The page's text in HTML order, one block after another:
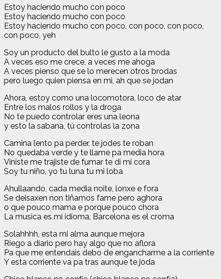
Estoy haciendo mucho con poco
Estoy haciendo mucho con poco
Estoy haciendo mucho con poco, con poco, con poco,
con poco, yeh
Soy un producto del bulto le gusto a la moda
A veces eso me crece, a veces me ahoga
A veces pienso que se lo merecen otros brodas
pero luego quien piensa en mi, ah que se jodan
Ahora, estoy como una locomotora, loco de atar
Entre los malos rollos y la droga
No te puedo controlar eres una leona
y esto la sabana, tú controlas la zona
Camina lento pa perder, te jodes te roban
No quedaba verde y te llame pa media hora
Viniste me trajiste de fumar te di mi cora
Soy tu niño, yo tu luna tu mi loba
Ahullaando, cada media noite, lonxe e fora
Se deisaxen non tiñamos fame pero aghora
o que pouco mama e porque pouco chora
La musica es mi idioma, Barcelona es el croma
Solahhhh, esta mi alma aunque mejora
Riego a diario pero hay algo que no aflora
Pa que me entendais debo de engancharme a la corriente
Y esta corriente va pa tras aunque te joda